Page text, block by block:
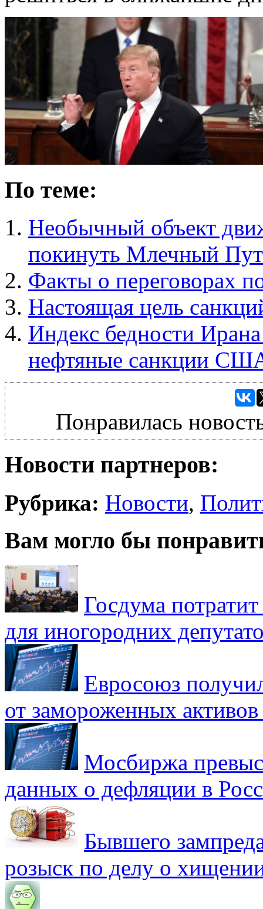
По теме:
Необычный объект
покинуть Млечный
Факты о переговорах
Настоящая цель
Индекс бедности
нефтяные санкции
Понравилась
Новости партнеров:
Рубрика: Новости,
Вам могло бы
Госдума
для иногородних
Евросоюз
от замороженных
Мосбиржа
данных о дефляции в
Бывшего
розыск по делу о